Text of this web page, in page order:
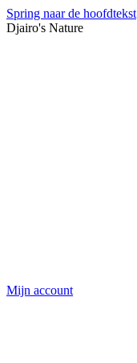
Spring naar de hoofdtekst
Djairo's Nature
Mijn account